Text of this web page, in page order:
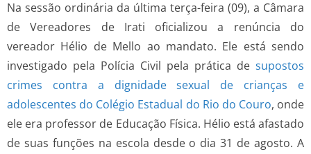
Na sessão ordinária da última terça-feira (09), a Câmara
de Vereadores de Irati oficializou a renúncia do
vereador Hélio de Mello ao mandato. Ele está sendo
investigado pela Polícia Civil pela prática de supostos
crimes contra a dignidade sexual de crianças e
adolescentes do Colégio Estadual do Rio do Couro, onde
ele era professor de Educação Física. Hélio está afastado
de suas funções na escola desde o dia 31 de agosto. A